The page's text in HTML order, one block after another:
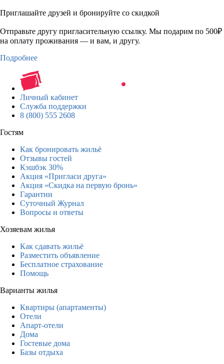
Приглашайте друзей и бронируйте со скидкой
Отправьте другу пригласительную ссылку. Мы подарим по 500₽
на оплату проживания — и вам, и другу.
Подробнее
Личный кабинет
Служба поддержки
8 (800) 555 2608
Гостям
Как бронировать жильё
Отзывы гостей
Кэшбэк 30%
Акция «Пригласи друга»
Акция «Скидка на первую бронь»
Гарантии
Суточный Журнал
Вопросы и ответы
Хозяевам жилья
Как сдавать жильё
Разместить объявление
Бесплатное страхование
Помощь
Варианты жилья
Квартиры (апартаменты)
Отели
Апарт-отели
Дома
Гостевые дома
Базы отдыха